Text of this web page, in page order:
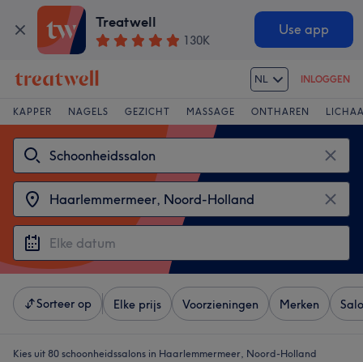
Treatwell
130K
Use app
NL INLOGGEN
KAPPER NAGELS GEZICHT MASSAGE ONTHAREN
Sorteer op Elke prijs Voorzieningen Merken
Kies uit 80 schoonheidssalons in Haarlemmermeer, Noord-Holland